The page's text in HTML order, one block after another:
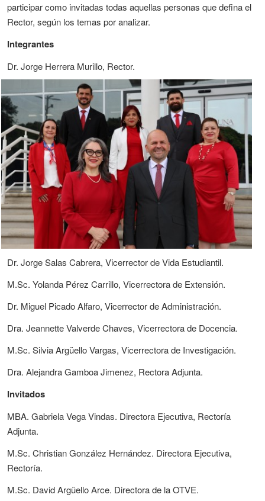
participar como invitadas todas aquellas personas que defina el
Rector, según los temas por analizar.
Integrantes
Dr. Jorge Herrera Murillo, Rector.
Dr. Jorge Salas Cabrera, Vicerrector de Vida Estudiantil.
M.Sc. Yolanda Pérez Carrillo, Vicerrectora de Extensión.
Dr. Miguel Picado Alfaro, Vicerrector de Administración.
Dra. Jeannette Valverde Chaves, Vicerrectora de Docencia.
M.Sc. Silvia Argüello Vargas, Vicerrectora de Investigación.
Dra. Alejandra Gamboa Jimenez, Rectora Adjunta.
Invitados
MBA. Gabriela Vega Vindas. Directora Ejecutiva, Rectoría
Adjunta.
M.Sc. Christian González Hernández. Directora Ejecutiva,
Rectoría.
M.Sc. David Argüello Arce. Directora de la OTVE.